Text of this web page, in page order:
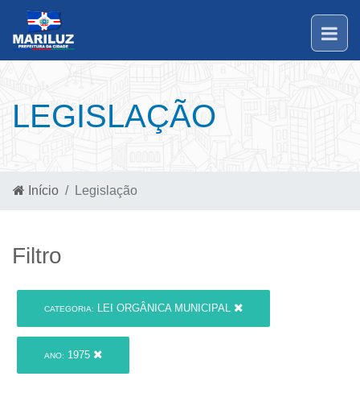
LEGISLAÇÃO
Início Legislação
Filtro
CATEGORIA: LEI ORGÂNICA MUNICIPAL
ANO: 1975